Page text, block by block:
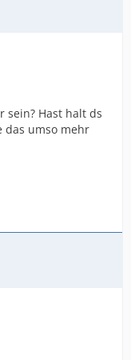
sein? Hast halt ds
das umso mehr